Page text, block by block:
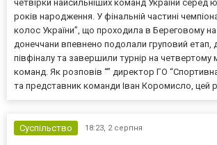
четвірки найсильніших команд України серед
років народження. У фінальній частині
колос України”, що проходила в Береговому на
донеччани впевнено подолали груповий етап,
півфіналу та завершили турнір на четвертому
команд. Як розповів “” директор ГО
та представник команди Іван Коромисло, цей
Суспільство 18:23, 2 серпня